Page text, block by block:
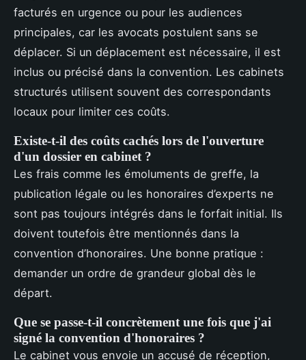
facturés en urgence ou pour les audiences
principales, car les avocats postulent sans se
déplacer. Si un déplacement est nécessaire, il est
inclus ou précisé dans la convention. Les cabinets
structurés utilisent souvent des correspondants
locaux pour limiter ces coûts.
Existe-t-il des coûts cachés lors de l'ouverture
d'un dossier en cabinet ?
Les frais comme les émoluments de greffe, la
publication légale ou les honoraires d’experts ne
sont pas toujours intégrés dans le forfait initial. Ils
doivent toutefois être mentionnés dans la
convention d’honoraires. Une bonne pratique :
demander un ordre de grandeur global dès le
départ.
Que se passe-t-il concrètement une fois que j'ai
signé la convention d'honoraires ?
Le cabinet vous envoie un accusé de réception,